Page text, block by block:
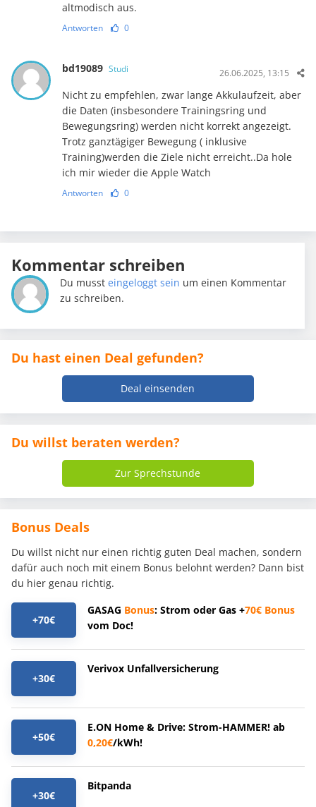
altmodisch aus.
Antworten 0
bd19089 Studi 26.06.2025, 13:15
Nicht zu empfehlen, zwar lange Akkulaufzeit, aber
die Daten (insbesondere Trainingsring und
Bewegungsring) werden nicht korrekt angezeigt.
Trotz ganztägiger Bewegung ( inklusive
Training)werden die Ziele nicht erreicht..Da hole
ich mir wieder die Apple Watch
Antworten 0
Kommentar schreiben
Du mussteingeloggt sein um einen Kommentar
zu schreiben.
Du hast einen Deal gefunden?
Deal einsenden
Du willst beraten werden?
Zur Sprechstunde
Bonus Deals
Du willst nicht nur einen richtig guten Deal machen, sondern
dafür auch noch mit einem Bonus belohnt werden? Dann bist
du hier genau richtig.
+70€
GASAG Bonus: Strom oder Gas +70€ Bonus
vom Doc!
+30€
Verivox Unfallversicherung
+50€
E.ON Home & Drive: Strom-HAMMER! ab
0,20€/kWh!
+30€
Bitpanda